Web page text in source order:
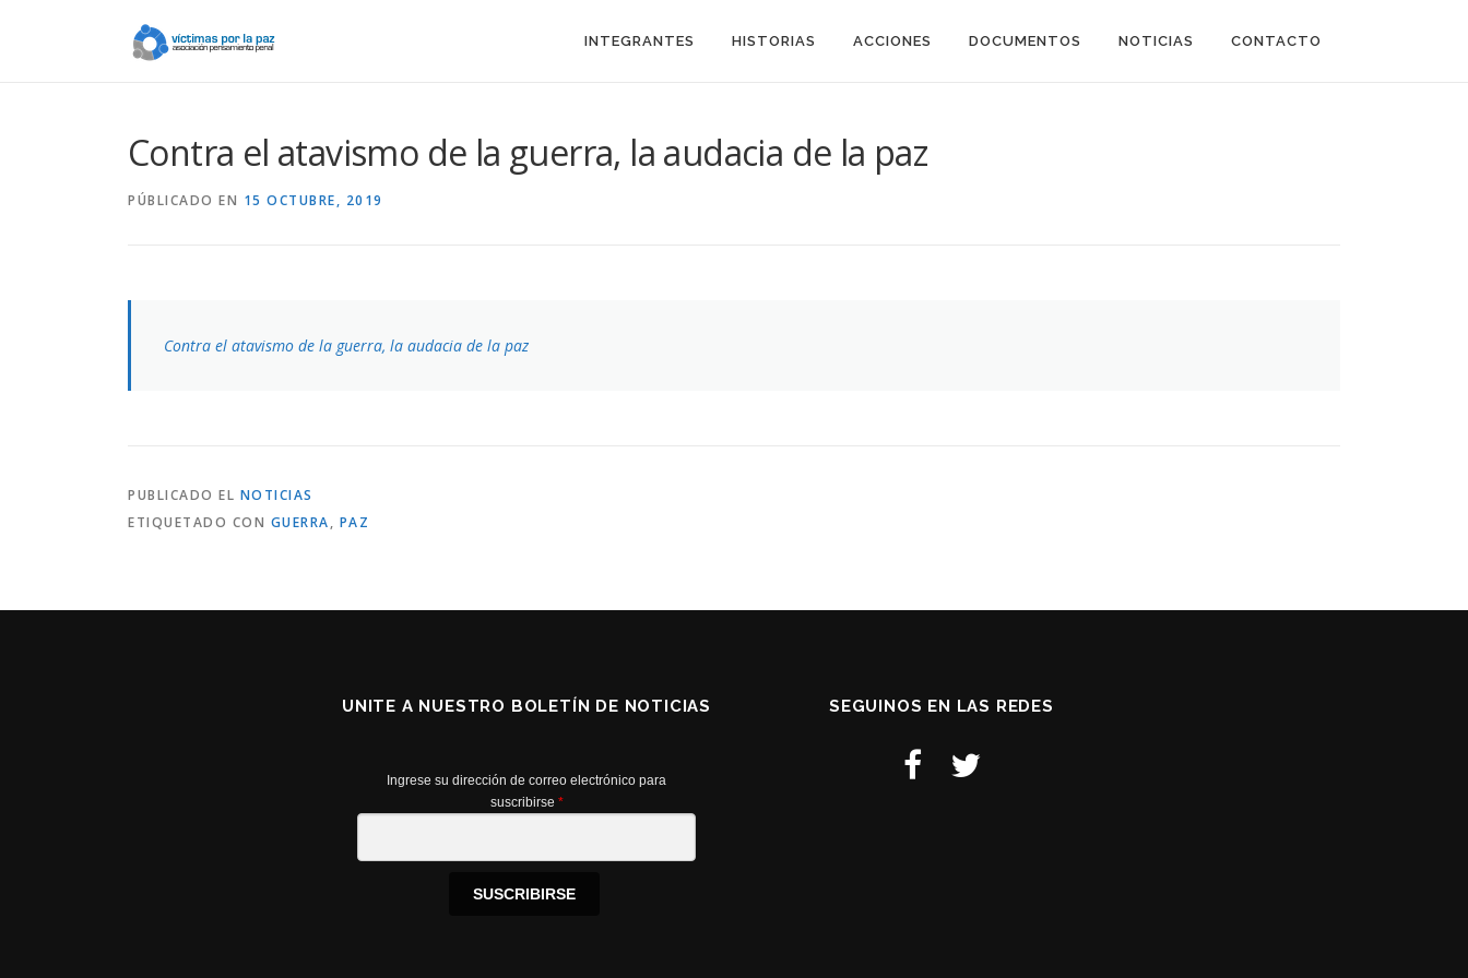
INTEGRANTES HISTORIAS ACCIONES DOCUMENTOS NOTICIAS CONTACTO
Contra el atavismo de la guerra, la audacia de la paz
PÚBLICADO EN 15 OCTUBRE, 2019
Contra el atavismo de la guerra, la audacia de la paz
PUBLICADO EL NOTICIAS
ETIQUETADO CON GUERRA, PAZ
UNITE A NUESTRO BOLETÍN DE NOTICIAS
Ingrese su dirección de correo electrónico para
suscribirse *
SUSCRIBIRSE
SEGUINOS EN LAS REDES